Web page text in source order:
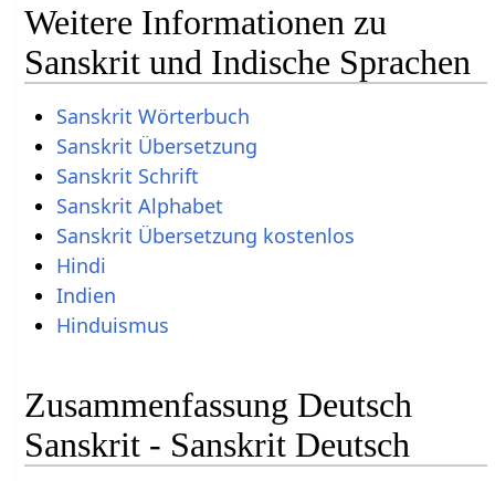
Weitere Informationen zu
Sanskrit und Indische Sprachen
Sanskrit Wörterbuch
Sanskrit Übersetzung
Sanskrit Schrift
Sanskrit Alphabet
Sanskrit Übersetzung kostenlos
Hindi
Indien
Hinduismus
Zusammenfassung Deutsch
Sanskrit - Sanskrit Deutsch